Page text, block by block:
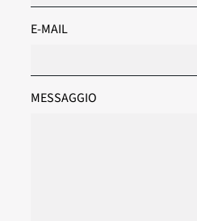
E-MAIL
MESSAGGIO